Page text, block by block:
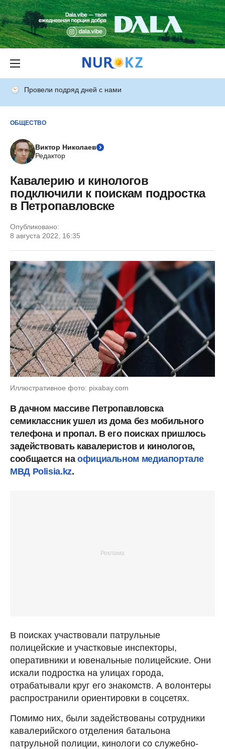
Провели подряд дней с нами
ОБЩЕСТВО
Виктор Николаев
Редактор
Кавалерию и кинологов
подключили к поискам подростка
в Петропавловске
Опубликовано:
8 августа 2022, 16:35
Иллюстративное фото: pixabay.com
В дачном массиве Петропавловска
семиклассник ушел из дома без мобильного
телефона и пропал. В его поисках пришлось
задействовать кавалеристов и кинологов,
сообщается на официальном медиапортале
МВД Polisia.kz.
В поисках участвовали патрульные
полицейские и участковые инспекторы,
оперативники и ювенальные полицейские. Они
искали подростка на улицах города,
отрабатывали круг его знакомств. А волонтеры
распространили ориентировки в соцсетях.
Помимо них, были задействованы сотрудники
кавалерийского отделения батальона
патрульной полиции, кинологи со служебно-